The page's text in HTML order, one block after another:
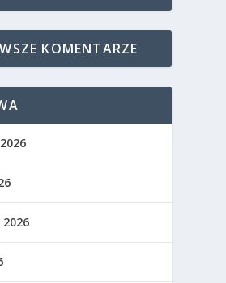
KOMENTARZE